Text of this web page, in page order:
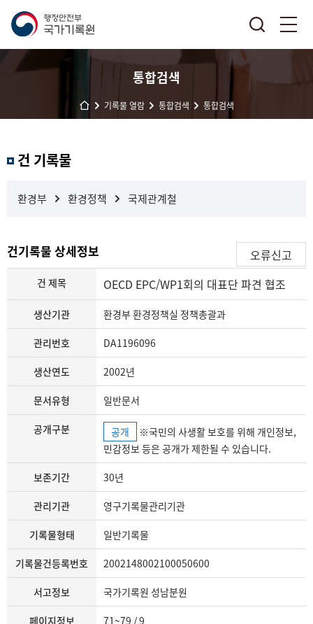
통합검색
기록물 열람 통합검색 통합검색
과 건 기록물
환경부 환경정책 국제관계철
건기록물 상세정보 오류신고
건 제목 OECD EPC/WP1회의 대표단 파견 협조
생산기관 환경부 환경정책실 정책총괄과
관리번호 DA1196096
생산연도 2002년
문서유형 일반문서
공개구분 공개
민감정보 등은 공개가 제한될 수 있습니다.
보존기간 30년
관리기관 영구기록물관리기관
기록물형태 일반기록물
기록물건등록번호 2002148002100050600
서고정보 국가기록원 성남분원
페이지정보 71~79 / 9